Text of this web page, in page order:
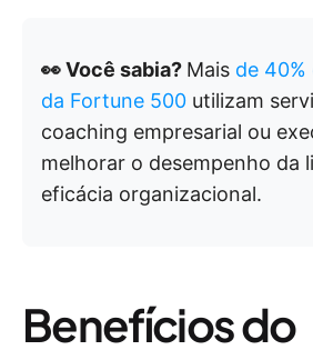
👀 Você sabia? Mais de 40%
da Fortune 500 utilizam
coaching empresarial ou
melhorar o desempenho da
eficácia organizacional.
Benefícios do